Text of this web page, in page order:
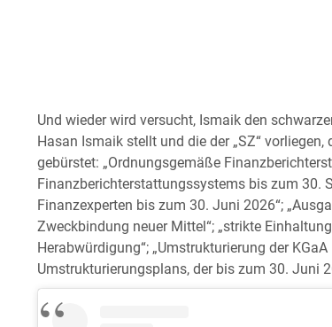
Und wieder wird versucht, Ismaik den
Hasan Ismaik stellt und die der „SZ“
gebürstet: „Ordnungsgemäße
Finanzberichterstattungssystems bis zum 30.
Finanzexperten bis zum 30. Juni 2026“;
Zweckbindung neuer Mittel“; „strikte
Herabwürdigung“; „Umstrukturierung der
Umstrukturierungsplans, der bis zum 30. Juni